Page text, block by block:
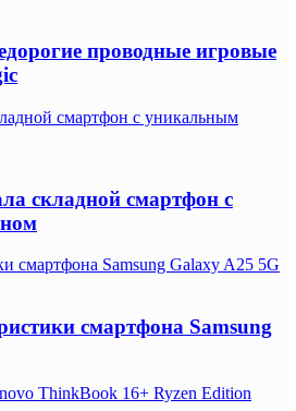
проводные игровые
смартфон с уникальным
складной смартфон с
смартфона Samsung Galaxy A25 5G
смартфона Samsung
ThinkBook 16+ Ryzen Edition